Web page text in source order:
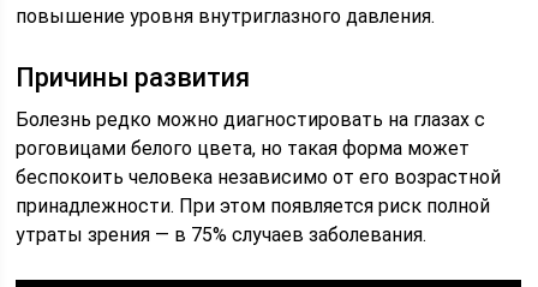
повышение уровня внутриглазного давления.
Причины развития
Болезнь редко можно диагностировать на глазах с
роговицами белого цвета, но такая форма может
беспокоить человека независимо от его возрастной
принадлежности. При этом появляется риск полной
утраты зрения — в 75% случаев заболевания.